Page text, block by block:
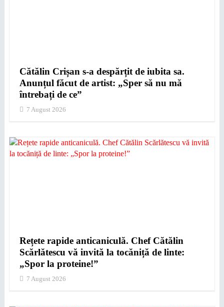
Cătălin Crișan s-a despărțit de iubita sa.
Anunțul făcut de artist: „Sper să nu mă
întrebați de ce”
7 August 2026
Rețete rapide anticaniculă. Chef Cătălin
Scărlătescu vă invită la tocăniță de linte:
„Spor la proteine!”
7 August 2026